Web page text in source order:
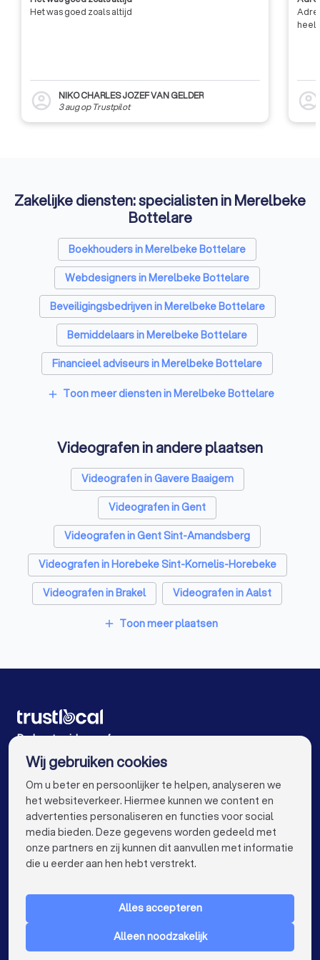
Het was goed zoals altijd
account_circle
NIKO CHARLES JOZEF VAN GELDER
3 augop Trustpilot
heel
account_circle
Zakelijke diensten: specialisten in Merelbeke
Bottelare
Boekhouders in Merelbeke Bottelare
Webdesigners in Merelbeke Bottelare
Beveiligingsbedrijven in Merelbeke Bottelare
Bemiddelaars in Merelbeke Bottelare
Financieel adviseurs in Merelbeke Bottelare
Belastingadviseur in Merelbeke Bottelare
add Toon meer diensten in Merelbeke Bottelare
Videografen in andere plaatsen
Videografen in Gavere Baaigem
Videografen in Gent
Videografen in Gent Sint-Amandsberg
Videografen in Horebeke Sint-Kornelis-Horebeke
Videografen in Brakel
Videografen in Aalst
Videografen in Lokeren
Videografen in Ronse
Videografen in Leuven
Videografen in Kortrijk
Videografen in Hasselt
Videografen in Sint-Niklaas
Videografen in Roeselare
Videografen in Beveren
Videografen in Dendermonde
Videografen in Beringen
Videografen in Turnhout
Videografen in Heist-op-den-Berg
Videografen in Sint-Truiden
add Toon meer plaatsen
De beste videografen voor u
VOOR PARTICULIEREN keyboard_arrow_down
Nederland
Wij gebruiken cookies
Om u beter en persoonlijker te helpen, analyseren we
het websiteverkeer. Hiermee kunnen we content en
advertenties personaliseren en functies voor social
media bieden. Deze gegevens worden gedeeld met
onze partners en zij kunnen dit aanvullen met informatie
die u eerder aan hen hebt verstrekt.
Alles accepteren
Alleen noodzakelijk